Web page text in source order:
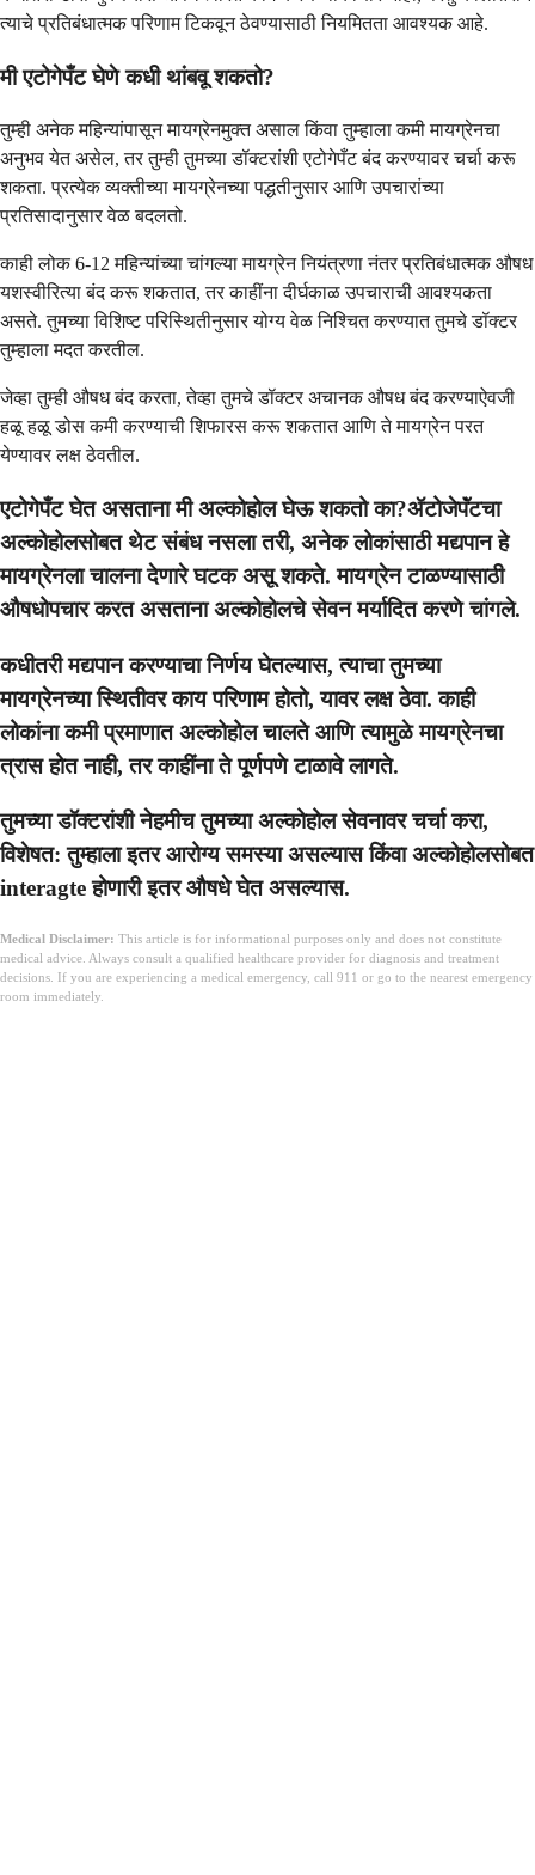
त्याचे प्रतिबंधात्मक परिणाम टिकवून ठेवण्यासाठी नियमितता आवश्यक आहे.
मी एटोगेपँट घेणे कधी थांबवू शकतो?
तुम्ही अनेक महिन्यांपासून मायग्रेनमुक्त असाल किंवा तुम्हाला कमी मायग्रेनचा
अनुभव येत असेल, तर तुम्ही तुमच्या डॉक्टरांशी एटोगेपँट बंद करण्यावर चर्चा करू
शकता. प्रत्येक व्यक्तीच्या मायग्रेनच्या पद्धतीनुसार आणि उपचारांच्या
प्रतिसादानुसार वेळ बदलतो.
काही लोक 6-12 महिन्यांच्या चांगल्या मायग्रेन नियंत्रणा नंतर प्रतिबंधात्मक औषध
यशस्वीरित्या बंद करू शकतात, तर काहींना दीर्घकाळ उपचाराची आवश्यकता
असते. तुमच्या विशिष्ट परिस्थितीनुसार योग्य वेळ निश्चित करण्यात तुमचे डॉक्टर
तुम्हाला मदत करतील.
जेव्हा तुम्ही औषध बंद करता, तेव्हा तुमचे डॉक्टर अचानक औषध बंद करण्याऐवजी
हळू हळू डोस कमी करण्याची शिफारस करू शकतात आणि ते मायग्रेन परत
येण्यावर लक्ष ठेवतील.
एटोगेपँट घेत असताना मी अल्कोहोल घेऊ शकतो का?ॲटोजेपॅंटचा
अल्कोहोलसोबत थेट संबंध नसला तरी, अनेक लोकांसाठी मद्यपान हे
मायग्रेनला चालना देणारे घटक असू शकते. मायग्रेन टाळण्यासाठी
औषधोपचार करत असताना अल्कोहोलचे सेवन मर्यादित करणे चांगले.
कधीतरी मद्यपान करण्याचा निर्णय घेतल्यास, त्याचा तुमच्या
मायग्रेनच्या स्थितीवर काय परिणाम होतो, यावर लक्ष ठेवा. काही
लोकांना कमी प्रमाणात अल्कोहोल चालते आणि त्यामुळे मायग्रेनचा
त्रास होत नाही, तर काहींना ते पूर्णपणे टाळावे लागते.
तुमच्या डॉक्टरांशी नेहमीच तुमच्या अल्कोहोल सेवनावर चर्चा करा,
विशेषत: तुम्हाला इतर आरोग्य समस्या असल्यास किंवा अल्कोहोलसोबत
interagte होणारी इतर औषधे घेत असल्यास.
Medical Disclaimer: This article is for informational purposes only and does not constitute
medical advice. Always consult a qualified healthcare provider for diagnosis and treatment
decisions. If you are experiencing a medical emergency, call 911 or go to the nearest emergency
room immediately.